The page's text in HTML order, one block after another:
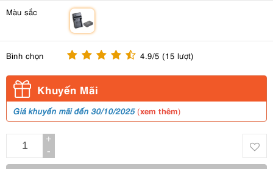
Màu sắc
Bình chọn 4.9/5 (15 lượt)
Khuyến Mãi
Giá khuyến mãi đến 30/10/2025 (xem thêm)
+
-